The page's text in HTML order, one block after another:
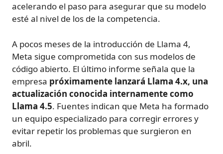
acelerando el paso para asegurar que su modelo
esté al nivel de los de la competencia.
A pocos meses de la introducción de Llama 4,
Meta sigue comprometida con sus modelos de
código abierto. El último informe señala que la
empresa próximamente lanzará Llama 4.x, una
actualización conocida internamente como
Llama 4.5. Fuentes indican que Meta ha formado
un equipo especializado para corregir errores y
evitar repetir los problemas que surgieron en
abril.